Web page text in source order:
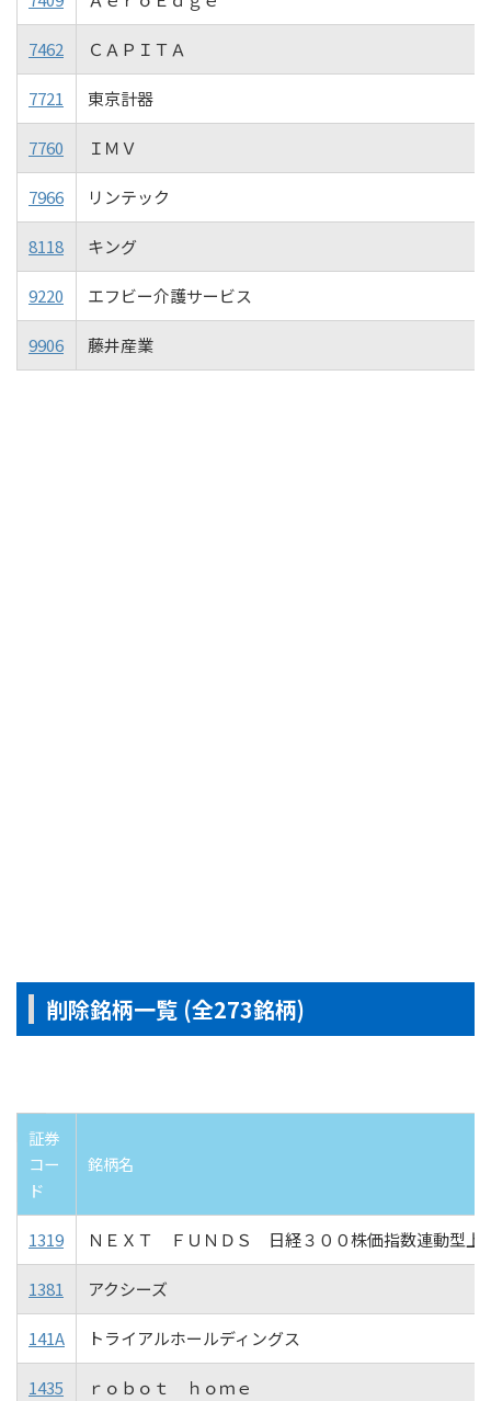
7462 ＣＡＰＩＴＡ
7721 東京計器
7760 ＩＭＶ
7966 リンテック
8118 キング
9220 エフビー介護サービス
9906 藤井産業
削除銘柄一覧 (全273銘柄)
証券
コー
ド
銘柄名
1319 ＮＥＸＴ ＦＵＮＤＳ 日経３００株価指数連動型上
1381 アクシーズ
141A トライアルホールディングス
1435 ｒｏｂｏｔ ｈｏｍｅ